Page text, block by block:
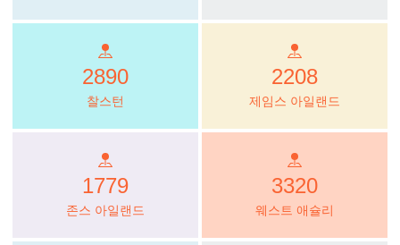
2890
찰스턴
2208
제임스 아일랜드
1779
존스 아일랜드
3320
웨스트 애슐리